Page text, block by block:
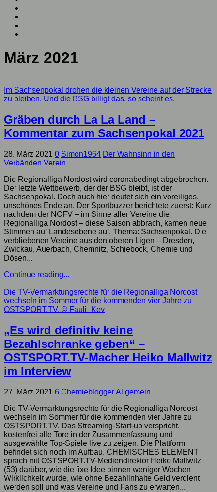
März 2021
Im Sachsenpokal drohen die kleinen Vereine auf der Strecke
zu bleiben. Und die BSG billigt das, so scheint es.
Gräben durch La La Land –
Kommentar zum Sachsenpokal 2021
28. März 2021 0 Simon1964 Der Wahnsinn in den
Verbänden Verein
Die Regionalliga Nordost wird coronabedingt abgebrochen.
Der letzte Wettbewerb, der der BSG bleibt, ist der
Sachsenpokal. Doch auch hier deutet sich ein voreiliges,
unschönes Ende an. Der Sportbuzzer berichtete zuerst: Kurz
nachdem der NOFV – im Sinne aller Vereine die
Regionalliga Nordost – diese Saison abbrach, kamen neue
Stimmen auf Landesebene auf. Thema: Sachsenpokal. Die
verbliebenen Vereine aus den oberen Ligen – Dresden,
Zwickau, Auerbach, Chemnitz, Schiebock, Chemie und
Dösen...
Continue reading...
Die TV-Vermarktungsrechte für die Regionalliga Nordost
wechseln im Sommer für die kommenden vier Jahre zu
OSTSPORT.TV. © Fauli_Kev
„Es wird definitiv keine
Bezahlschranke geben“ –
OSTSPORT.TV-Macher Heiko Mallwitz
im Interview
27. März 2021 6 ChemiebloggerAllgemein
Die TV-Vermarktungsrechte für die Regionalliga Nordost
wechseln im Sommer für die kommenden vier Jahre zu
OSTSPORT.TV. Das Streaming-Start-up verspricht,
kostenfrei alle Tore in der Zusammenfassung und
ausgewählte Top-Spiele live zu zeigen. Die Plattform
befindet sich noch im Aufbau. CHEMISCHES ELEMENT
sprach mit OSTSPORT.TV-Mediendirektor Heiko Mallwitz
(53) darüber, wie die fixe Idee binnen weniger Wochen
Wirklichkeit wurde, wie ohne Bezahlinhalte Geld verdient
werden soll und was Vereine und Fans zu erwarten...